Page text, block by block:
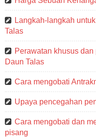
Langkah-langkah
Talas
Perawatan khusus
Daun Talas
Cara mengobati
Upaya pencegahan
Cara mengobati dan
pisang